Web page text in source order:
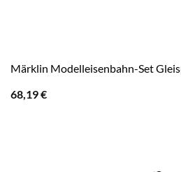
Märklin Modelleisenbahn-Set
68,19€